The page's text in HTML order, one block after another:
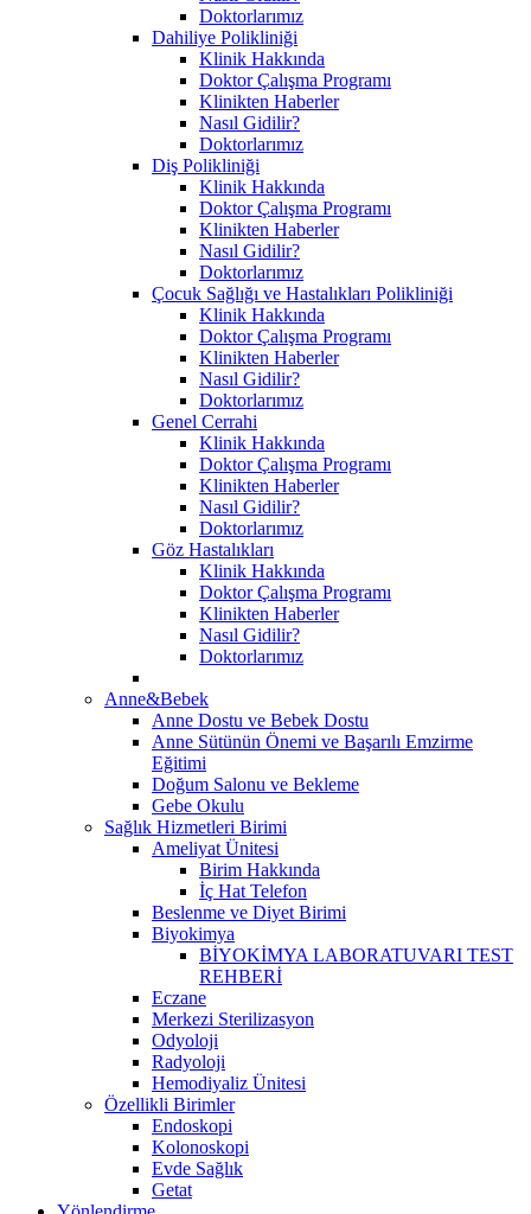
Doktorlarımız
Dahiliye Polikliniği
Klinik Hakkında
Doktor Çalışma Programı
Klinikten Haberler
Nasıl Gidilir?
Doktorlarımız
Diş Polikliniği
Klinik Hakkında
Doktor Çalışma Programı
Klinikten Haberler
Nasıl Gidilir?
Doktorlarımız
Çocuk Sağlığı ve Hastalıkları Polikliniği
Klinik Hakkında
Doktor Çalışma Programı
Klinikten Haberler
Nasıl Gidilir?
Doktorlarımız
Genel Cerrahi
Klinik Hakkında
Doktor Çalışma Programı
Klinikten Haberler
Nasıl Gidilir?
Doktorlarımız
Göz Hastalıkları
Klinik Hakkında
Doktor Çalışma Programı
Klinikten Haberler
Nasıl Gidilir?
Doktorlarımız
Anne&Bebek
Anne Dostu ve Bebek Dostu
Anne Sütünün Önemi ve Başarılı Emzirme
Eğitimi
Doğum Salonu ve Bekleme
Gebe Okulu
Sağlık Hizmetleri Birimi
Ameliyat Ünitesi
Birim Hakkında
İç Hat Telefon
Beslenme ve Diyet Birimi
Biyokimya
BİYOKİMYA LABORATUVARI TEST
REHBERİ
Eczane
Merkezi Sterilizasyon
Odyoloji
Radyoloji
Hemodiyaliz Ünitesi
Özellikli Birimler
Endoskopi
Kolonoskopi
Evde Sağlık
Getat